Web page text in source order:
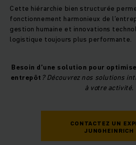
Cette hiérarchie bien structurée
fonctionnement harmonieux de
gestion humaine et innovations
logistique toujours plus performante.
Besoin d’une solution pour
entrepôt ? Découvrez nos solutions
à votre activité.
CONTACTEZ UN
JUNGHEINRICH